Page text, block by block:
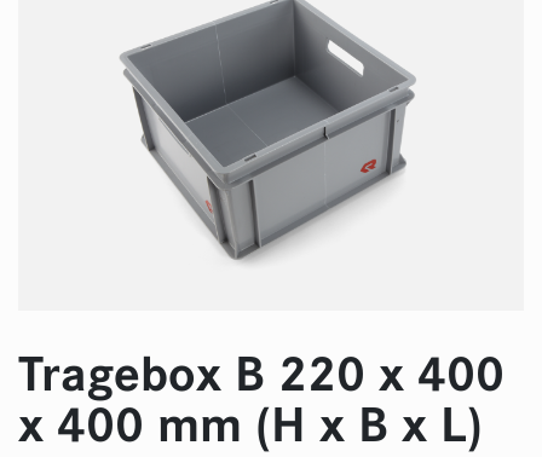
Tragebox B 220 x 400
x 400 mm (H x B x L)